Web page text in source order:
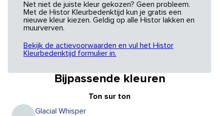
Net niet de juiste kleur gekozen? Geen probleem.
Met de Histor Kleurbedenktijd kun je gratis een
nieuwe kleur kiezen. Geldig op alle Histor lakken en
muurverven.
Bekijk de actievoorwaarden en vul het Histor
Kleurbedenktijd formulier in.
Bijpassende kleuren
Ton sur ton
Glacial Whisper